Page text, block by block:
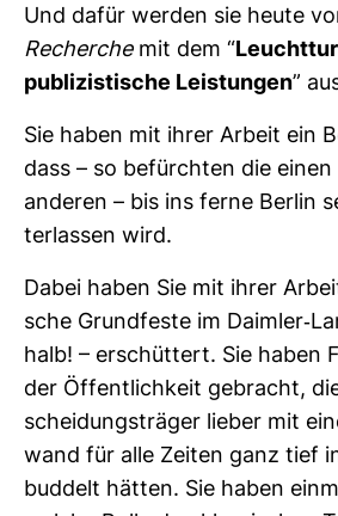
Und dafür werden sie heute
Recherchemit dem “
publi­zis­ti­sche Leis­tungen”
Sie haben mit ihrer Arbeit ein
dass – so befürchten die
anderen – bis ins ferne Berlin
ter­lassen wird.
Dabei haben Sie mit ihrer
sche Grund­feste im Daimler-​
halb! – erschüt­tert. Sie haben
der Öffent­lich­keit gebracht,
schei­dungs­träger lieber mit
wand für alle Zeiten ganz tief
bud­delt hätten. Sie haben